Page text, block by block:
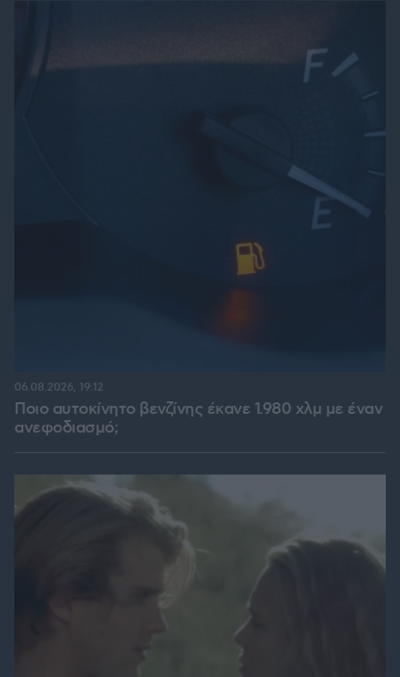
Ποιο αυτοκίνητο βενζίνης έκανε 1.980 χλμ με έναν
ανεφοδιασμό;
06.08.2026, 19:12